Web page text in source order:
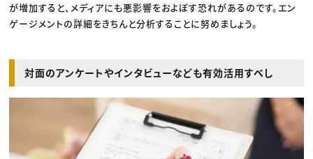
が増加すると、メディアにも悪影響をおよぼす恐れがあるのです。エン
ゲージメントの詳細をきちんと分析することに努めましょう。
対面のアンケートやインタビューなども有効活用すべし